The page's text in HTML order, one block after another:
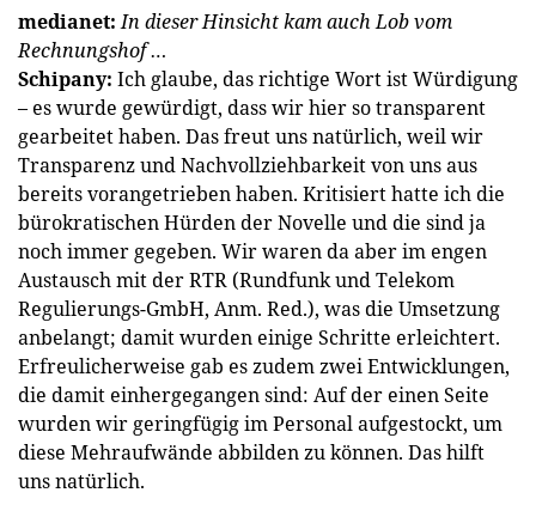
medianet:In dieser Hinsicht kam auch Lob vom
Rechnungshof …
Schipany: Ich glaube, das richtige Wort ist Würdigung
– es wurde gewürdigt, dass wir hier so transparent
gearbeitet haben. Das freut uns natürlich, weil wir
Transparenz und Nachvollziehbarkeit von uns aus
bereits vorangetrieben haben. Kritisiert hatte ich die
bürokratischen Hürden der Novelle und die sind ja
noch immer gegeben. Wir waren da aber im engen
Austausch mit der RTR (Rundfunk und Telekom
Regulierungs-GmbH, Anm. Red.), was die Umsetzung
anbelangt; damit wurden einige Schritte erleichtert.
Erfreulicherweise gab es zudem zwei Entwicklungen,
die damit einhergegangen sind: Auf der einen Seite
wurden wir geringfügig im Personal aufgestockt, um
diese Mehraufwände abbilden zu können. Das hilft
uns natürlich.